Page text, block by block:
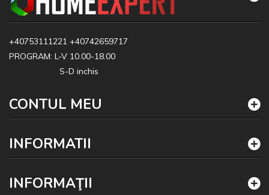
+40753111221 +40742659717
PROGRAM: L-V 10.00-18.00
S-D inchis
CONTUL MEU
INFORMATII
INFORMAŢII